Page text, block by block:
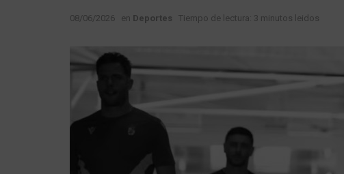
08/06/2026 en Deportes Tiempo de lectura: 3 minutos leidos